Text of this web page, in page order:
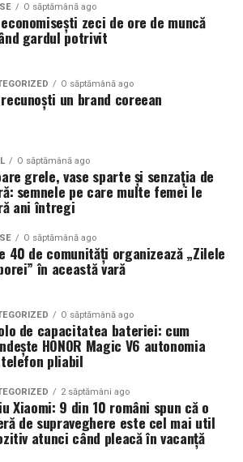
O săptămână ago
zeci de ore de muncă
gardul potrivit
O săptămână ago
un brand coreean
O săptămână ago
grele, vase sparte și senzația de
semnele pe care multe femei le
ani întregi
O săptămână ago
40 de comunități organizează „Zilele
în această vară
O săptămână ago
de capacitatea bateriei: cum
HONOR Magic V6 autonomia
pliabil
2 săptămâni ago
Xiaomi: 9 din 10 români spun că o
de supraveghere este cel mai util
atunci când pleacă în vacanță